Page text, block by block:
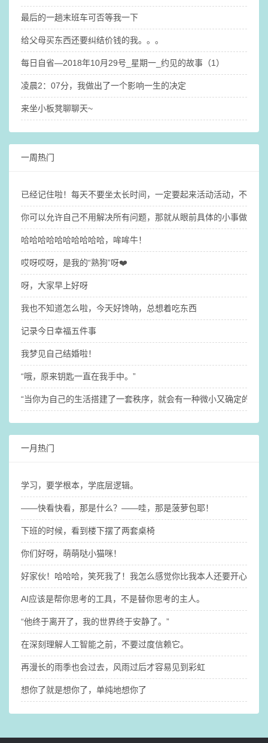
最后的一趟末班车可否等我一下
给父母买东西还要纠结价钱的我。。。
每日自省—2018年10月29号_星期一_约见的故事（1）
凌晨2：07分，我做出了一个影响一生的决定
来坐小板凳聊聊天~
一周热门
已经记住啦！每天不要坐太长时间，一定要起来活动活动，不然大
你可以允许自己不用解决所有问题，那就​从眼前具体的小事做起吧
哈哈哈哈哈哈哈哈哈哈，哞哞牛！
哎呀哎呀，是我的“熟狗”呀❤️
呀，大家早上好呀
我也不知道怎么啦，今天好馋呐，总想着吃东西
记录今日幸福五件事
我梦见自己结婚啦！
“哦，原来钥匙一直在我手中。”
“当你为自己的生活搭建了一套秩序，就会有一种微小又确定的稳定
一月热门
学习，要学根本，学底层逻辑。
——快看快看，那是什么？​——哇，那是菠萝包耶！
下班的时候，看到楼下摆了两套桌椅
你们好呀，萌萌哒小猫咪！
好家伙！哈哈哈，笑死我了！我怎么感觉你比我本人还要开心啊@
AI应该是帮你思考的工具，不是替你思考的主人。
“他终于离开了，我的世界终于安静了。” ​
在深刻理解人工智能之前，不要过度信赖它。
再漫长的雨季也会过去，风雨过后才容易见到彩虹
想你了就是想你了，单纯地想你了